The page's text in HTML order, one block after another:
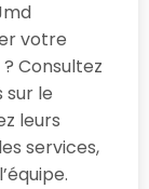
votre
Consultez
sur le
leurs
services,